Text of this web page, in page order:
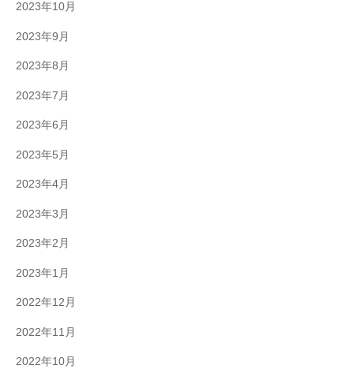
2023年10月
2023年9月
2023年8月
2023年7月
2023年6月
2023年5月
2023年4月
2023年3月
2023年2月
2023年1月
2022年12月
2022年11月
2022年10月